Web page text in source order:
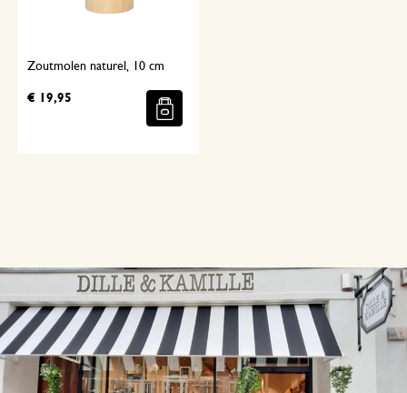
Zoutmolen naturel, 10 cm
€ 19,95